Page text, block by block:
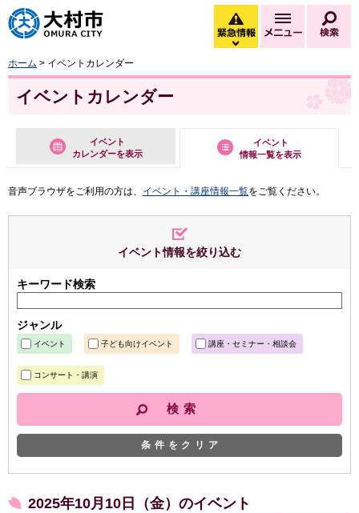
大村市
緊急情報
緊急情報を開く
メニュー
ホーム > イベントカレンダー
イベントカレンダー
イベント
カレンダーを表示
イベント
情報一覧を表示
音声ブラウザをご利用の方は、 イベント・講座情報一覧をご覧ください。
イベント情報を絞り込む
キーワード検索
ジャンル
イベント 子ども向けイベント 講座・セミナー・相談会
コンサート・講演
条件をクリア
2025年10月10日（金）のイベント